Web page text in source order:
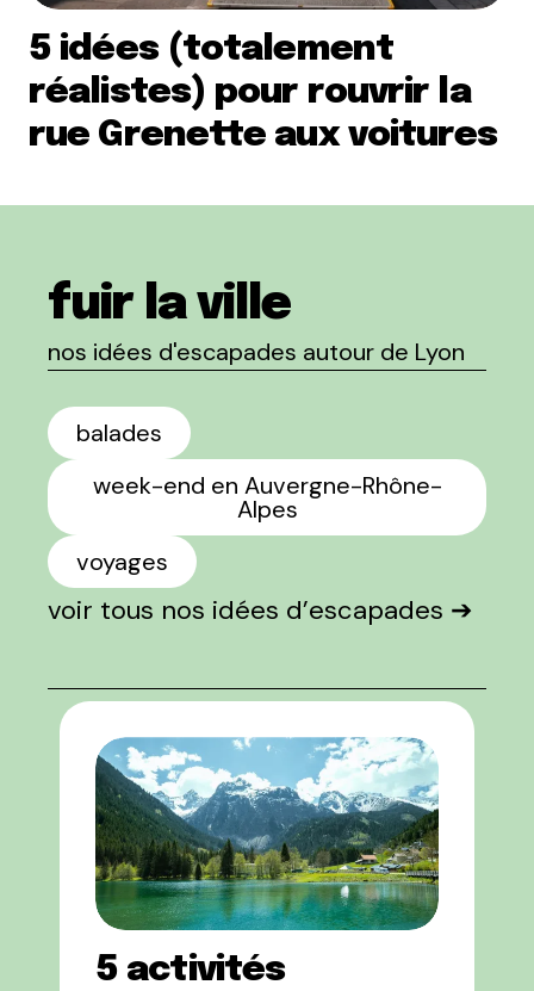
5 idées (totalement
réalistes) pour rouvrir la
rue Grenette aux voitures
fuir la ville
nos idées d'escapades autour de Lyon
balades
week-end en Auvergne-Rhône-
Alpes
voyages
voir tous nos idées d’escapades ➔
5 activités